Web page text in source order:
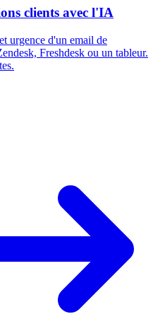
clients avec l'IA
urgence d'un email de
Freshdesk ou un tableur.